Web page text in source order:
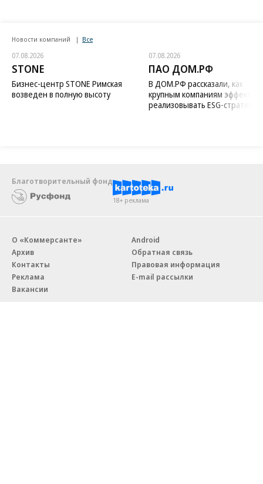
Новости компаний Все
07.08.2026
STONE
Бизнес-центр STONE Римская
возведен в полную высоту
07.08.2026
ПАО ДОМ.РФ
В ДОМ.РФ рассказали, как
крупным компаниям
реализовывать ESG-стратегию
Благотворительный фонд
18+ реклама
О «Коммерсанте»
Архив
Контакты
Реклама
Вакансии
Android
Обратная связь
Правовая информация
E-mail рассылки